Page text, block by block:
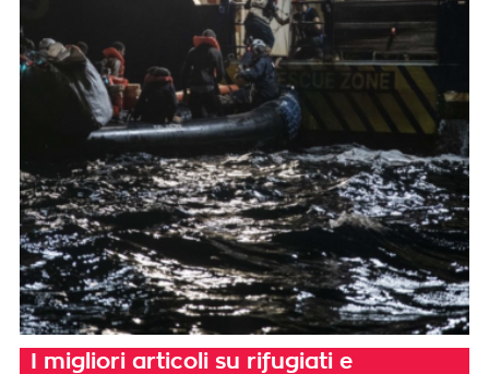
I migliori articoli su rifugiati e